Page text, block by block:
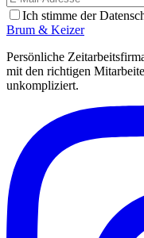
Ich stimme der
Brum & Keizer
Persönliche
mit den richtigen
unkompliziert.